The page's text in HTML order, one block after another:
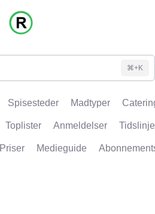
⌘+K
Spisesteder Madtyper
Toplister Anmeldelser Tidslinje
Priser Medieguide